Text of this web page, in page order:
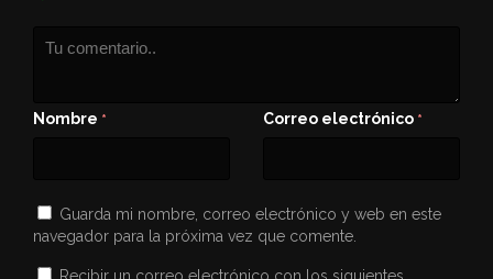
Nombre * Correo electrónico *
Guarda mi nombre, correo electrónico y web en este
navegador para la próxima vez que comente.